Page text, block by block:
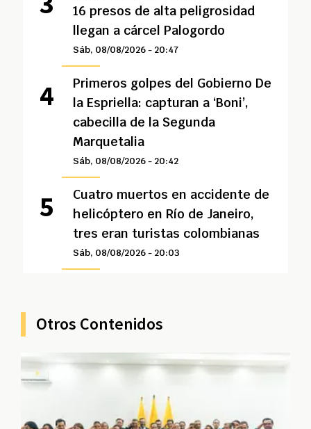
16 presos de alta peligrosidad
llegan a cárcel Palogordo
Sáb, 08/08/2026 - 20:47
Primeros golpes del Gobierno De
la Espriella: capturan a ‘Boni’,
cabecilla de la Segunda
Marquetalia
Sáb, 08/08/2026 - 20:42
Cuatro muertos en accidente de
helicóptero en Río de Janeiro,
tres eran turistas colombianas
Sáb, 08/08/2026 - 20:03
Otros Contenidos